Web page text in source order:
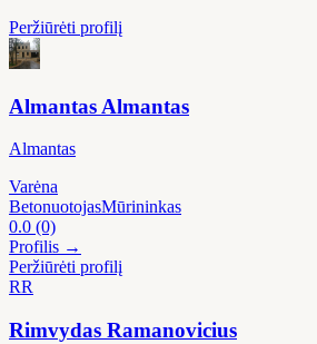
Peržiūrėti profilį
Almantas Almantas
Almantas
Varėna
BetonuotojasMūrininkas
0.0 (0)
Profilis →
Peržiūrėti profilį
RR
Rimvydas Ramanovicius